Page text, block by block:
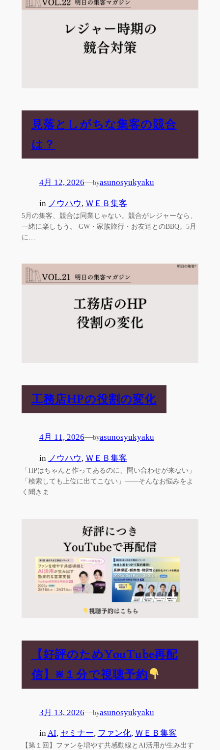
見落としがちな集客の競合
は？
4月 12, 2026—byasunosyukyaku
in ノウハウ, ＷＥＢ集客
5月の集客、競合は同業じゃない。競合がレジャーなら、
一緒に楽しもう。 GW・家族旅行・お友達とのBBQ。5月
に…
工務店HPの役割の変化
4月 11, 2026—byasunosyukyaku
in ノウハウ, ＷＥＢ集客
「HPはちゃんと作ってあるのに、問い合わせが来ない」
「検索しても上位に出てこない」——そんなお悩みをよ
く聞きま…
【好評のためYouTube再配
信】※１分で視聴予約
3月 13, 2026—byasunosyukyaku
inAI, セミナー, ファン化, ＷＥＢ集客
【第１回】ファンを増やす共感動線とAI活用が生み出す